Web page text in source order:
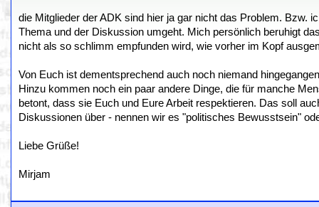
die Mitglieder der ADK sind hier ja gar nicht das Problem. Bzw.
Thema und der Diskussion umgeht. Mich persönlich beruhigt
nicht als so schlimm empfunden wird, wie vorher im Kopf
Von Euch ist dementsprechend auch noch niemand
Hinzu kommen noch ein paar andere Dinge, die für manche
betont, dass sie Euch und Eure Arbeit respektieren. Das soll
Diskussionen über - nennen wir es "politisches Bewusstsein"
Liebe Grüße!
Mirjam